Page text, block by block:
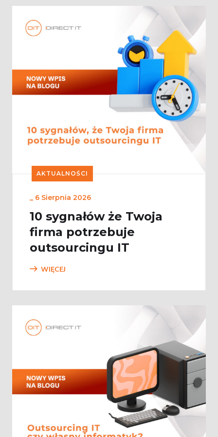
AKTUALNOŚCI
_ 6 Sierpnia 2026
10 sygnałów że Twoja
firma potrzebuje
outsourcingu IT
WIĘCEJ